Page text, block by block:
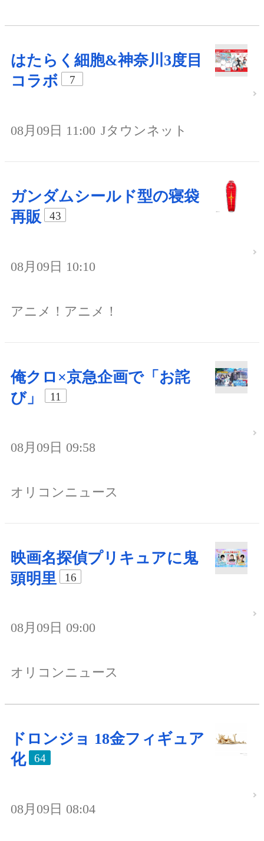
はたらく細胞&神奈川3度目
コラボ
7
08月09日 11:00 Jタウンネット
ガンダムシールド型の寝袋
再販
43
08月09日 10:10
アニメ！アニメ！
俺クロ×京急企画で「お詫
び」
11
08月09日 09:58
オリコンニュース
映画名探偵プリキュアに鬼
頭明里
16
08月09日 09:00
オリコンニュース
ドロンジョ 18金フィギュア
化
64
08月09日 08:04